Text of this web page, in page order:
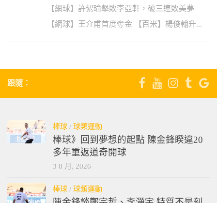
【網球】許絜瑜擊敗李亞軒，破三連敗美夢
【網球】王介甫首度奪金 【百米】楊俊翰升...
跟隨：
棒球 / 球類運動
棒球》回到夢想的起點 陳金鋒睽違20
多年重返道奇開球
3 8 月, 2026
棒球 / 球類運動